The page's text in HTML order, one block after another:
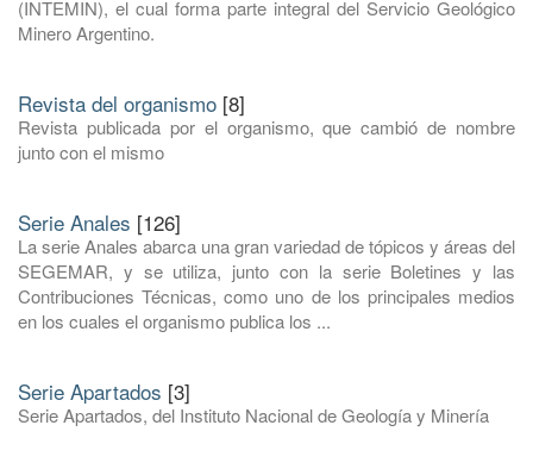
(INTEMIN), el cual forma parte integral del Servicio Geológico
Minero Argentino.
Revista del organismo [8]
Revista publicada por el organismo, que cambió de nombre
junto con el mismo
Serie Anales [126]
La serie Anales abarca una gran variedad de tópicos y áreas del
SEGEMAR, y se utiliza, junto con la serie Boletines y las
Contribuciones Técnicas, como uno de los principales medios
en los cuales el organismo publica los ...
Serie Apartados [3]
Serie Apartados, del Instituto Nacional de Geología y Minería